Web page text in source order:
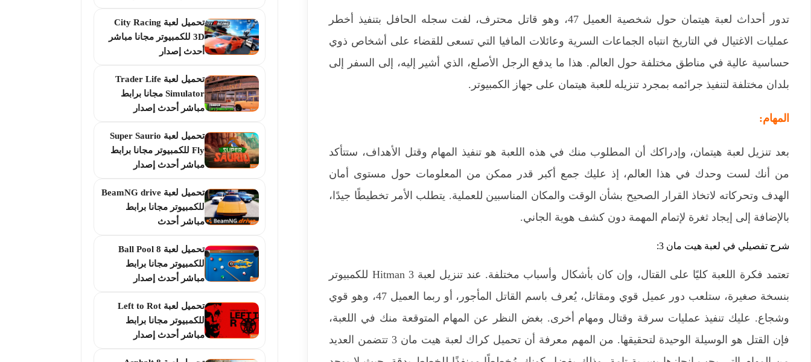
تدور أحداث لعبة هيتمان حول شخصية العميل 47، وهو قاتل محترف، لفت سجله الحافل بتنفيذ أخطر
عمليات الاغتيال في التاريخ انتباه الجماعات السرية وعائلات المافيا التي تسعى للقضاء على أشخاص ذوي
حساسية عالية في مناطق مختلفة حول العالم. هذا ما يدفع الرجل الأصلع، الذي أشير إليه، إلى السفر إلى
بلدان مختلفة لتنفيذ جرائمه بمجرد تنزيله للعبة هيتمان على جهاز الكمبيوتر.
المهام:
بعد تنزيل لعبة هيتمان، وإدراكك أن المطلوب منك في هذه اللعبة هو تنفيذ المهام وقتل الأهداف، ستتأكد
من أنك لست وحدك في هذا العالم، إذ عليك جمع أكبر قدر ممكن من المعلومات حول مستوى أمان
الهدف وتحركاته لاتخاذ القرار الصحيح بشأن الوقت والمكان المناسبين للعملية. يتطلب الأمر تخطيطًا جيدًا،
بالإضافة إلى إيجاد ثغرة لإتمام المهمة دون كشف هوية الجاني.
شرح تفصيلي في لعبة هيت مان 3:
تعتمد فكرة اللعبة كليًا على القتال، وإن كان بأشكال وأسباب مختلفة. عند تنزيل لعبة Hitman 3 للكمبيوتر​
بنسخة صغيرة، ستلعب دور عميل قوي ومقاتل، يُعرف باسم القاتل المأجور، أو ربما العميل 47، وهو قوي
وشجاع. عليك تنفيذ عمليات سرقة وقتال ومهام أخرى. بغض النظر عن المهام المتوقعة منك في اللعبة،
فإن القتل هو الوسيلة الوحيدة لتحقيقها. من المهم معرفة أن تحميل كراك لعبة هيت مان 3​ تتضمن العديد
تحميل لعبة City Racing
3D للكمبيوتر مجانا مباشر
أحدث إصدار
تحميل لعبة Trader Life
Simulator مجانا برابط
مباشر أحدث إصدار
تحميل لعبة Super Saurio
Fly للكمبيوتر مجانا برابط
مباشر أحدث إصدار
تحميل لعبة BeamNG drive
للكمبيوتر مجانا برابط
مباشر أحدث
تحميل لعبة 8 Ball Pool
للكمبيوتر مجانا برابط
مباشر أحدث إصدار
تحميل لعبة Left to Rot
للكمبيوتر مجانا برابط
مباشر أحدث إصدار